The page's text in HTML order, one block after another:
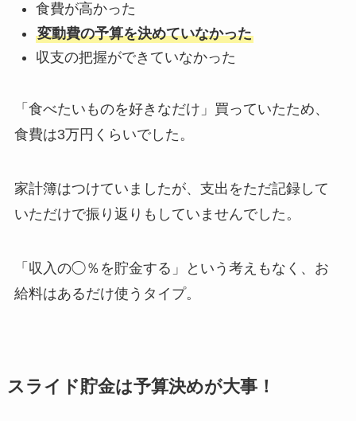
食費が高かった
変動費の予算を決めていなかった
収支の把握ができていなかった
「食べたいものを好きなだけ」買っていたため、
食費は3万円くらいでした。
家計簿はつけていましたが、支出をただ記録して
いただけで振り返りもしていませんでした。
「収入の◯％を貯金する」という考えもなく、お
給料はあるだけ使うタイプ。
スライド貯金は予算決めが大事！